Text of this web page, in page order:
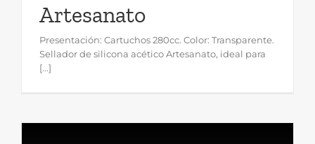
Artesanato
Presentación: Cartuchos 280cc. Color: Transparente.
Sellador de silicona acético Artesanato, ideal para
[...]